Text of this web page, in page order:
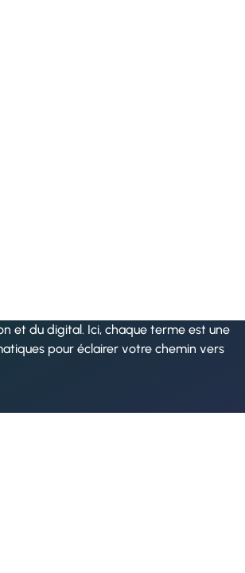
et du digital. Ici, chaque terme est une
pour éclairer votre chemin vers